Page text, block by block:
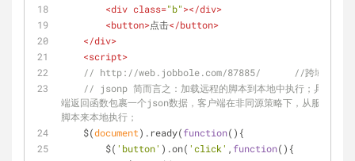
<div class="b"></div>
<button>点击</button>
</div>
<script>
// http://web.jobbole.com/87885/      //跨域原文
// jsonp 简而言之：加载远程的脚本到本地中执行；具体是
端返回函数包裹一个json数据，客户端在非同源策略下，从服务器上
脚本来本地执行；
    $(
document).ready(function( ) {
        $(
'button' ).on( 'click' , function( ) {